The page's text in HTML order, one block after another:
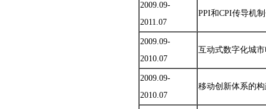
2009.09-
2011.07
PPI和CPI传导机
2009.09-
2010.07
互动式数字化城
2009.09-
2010.07
移动创新体系的